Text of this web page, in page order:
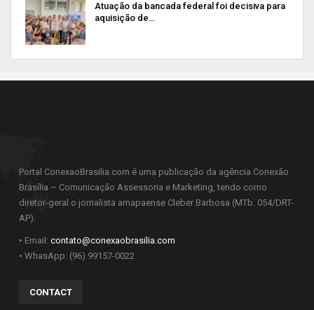
Atuação da bancada federal foi decisiva para
aquisição de…
Portal ConexaoBrasilia.com é uma publicação da agência Conexão
Brasília – Comunicação Assessoria e Marketing, tendo como
diretor-geral o jornalista amapaense Cleber Barbosa (MTb. 054/DRT-
AP).
• Email: contato@conexaobrasilia.com
• WhasApp: (96) 99157-0022
CONTACT